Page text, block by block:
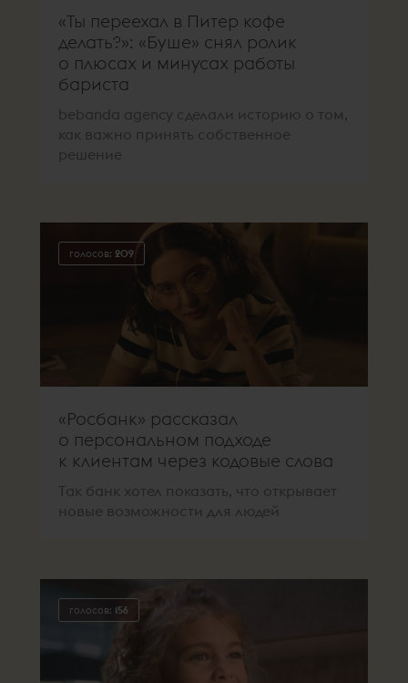
«Ты переехал в Питер кофе
делать?»: «Буше» снял ролик
о плюсах и минусах работы
бариста
bebanda agency сделали историю о том,
как важно принять собственное
решение
голосов: 209
«Росбанк» рассказал
о персональном подходе
к клиентам через кодовые слова
Так банк хотел показать, что открывает
новые возможности для людей
голосов: 156